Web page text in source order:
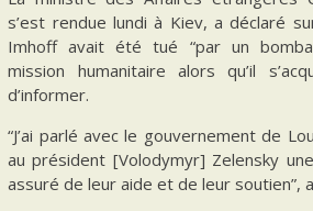
s’est rendue lundi à Kiev, a déclaré
Imhoff avait été tué “par un
mission humanitaire alors qu’il
d’informer.
“J’ai parlé avec le gouvernement de
au président [Volodymyr] Zelensky
assuré de leur aide et de leur soutien”,